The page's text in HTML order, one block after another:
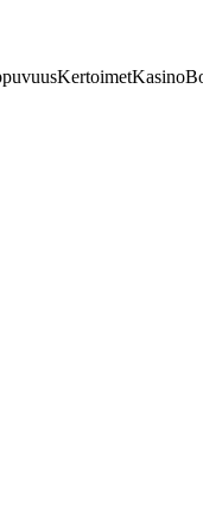
KertoimetKasino